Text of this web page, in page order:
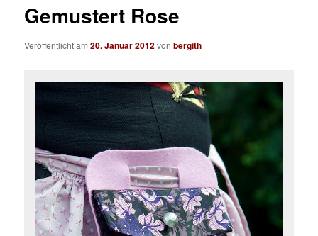
Gemustert Rose
Veröffentlicht am20. Januar 2012vonbergith